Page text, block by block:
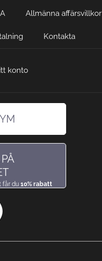
Allmänna affärsvillkor
Kontakta
konto
får du 10% rabatt